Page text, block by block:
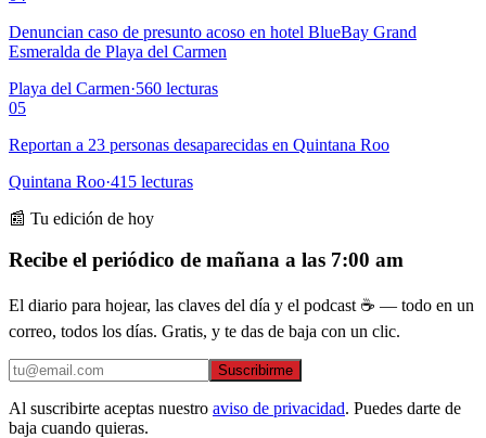
Denuncian caso de presunto acoso en hotel BlueBay Grand
Esmeralda de Playa del Carmen
Playa del Carmen·560 lecturas
05
Reportan a 23 personas desaparecidas en Quintana Roo
Quintana Roo·415 lecturas
📰 Tu edición de hoy
Recibe el periódico de mañana a las 7:00 am
El diario para hojear, las claves del día y el podcast ☕ — todo en un
correo, todos los días. Gratis, y te das de baja con un clic.
Suscribirme
Al suscribirte aceptas nuestro aviso de privacidad. Puedes darte de
baja cuando quieras.